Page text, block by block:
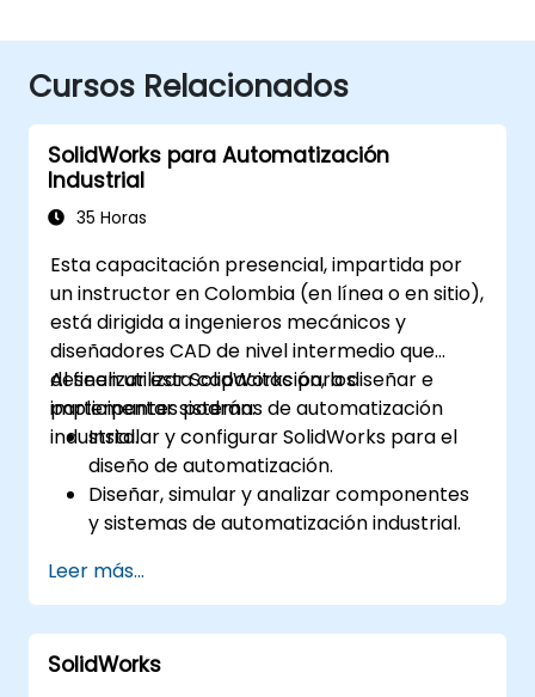
Cursos Relacionados
SolidWorks para Automatización
Industrial
35 Horas
Esta capacitación presencial, impartida por
un instructor en Colombia (en línea o en sitio),
está dirigida a ingenieros mecánicos y
diseñadores CAD de nivel intermedio que
deseen utilizar SolidWorks para diseñar e
implementar sistemas de automatización
industrial.
Al finalizar esta capacitación, los
participantes podrán:
Instalar y configurar SolidWorks para el
diseño de automatización.
Diseñar, simular y analizar componentes
y sistemas de automatización industrial.
en entornos industriales reales.
Leer más...
SolidWorks